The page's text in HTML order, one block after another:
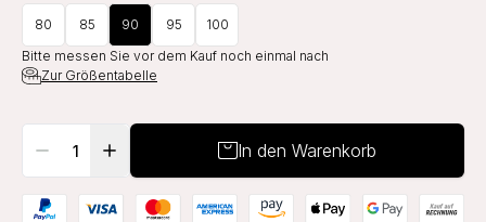
80 85 90 95
100
Bitte messen Sie vor dem Kauf noch einmal nach
Zur Größentabelle
In den Warenkorb